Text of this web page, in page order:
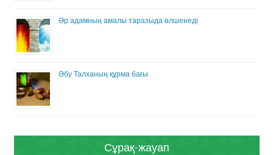
Әр адамның амалы таразыда өлшенеді
Әбу Талханың құрма бағы
Сұрақ-жауап